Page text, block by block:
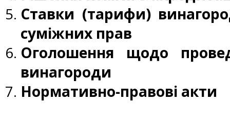
Ставки (тарифи)
суміжних прав
Оголошення щодо
винагороди
Нормативно-правові акти